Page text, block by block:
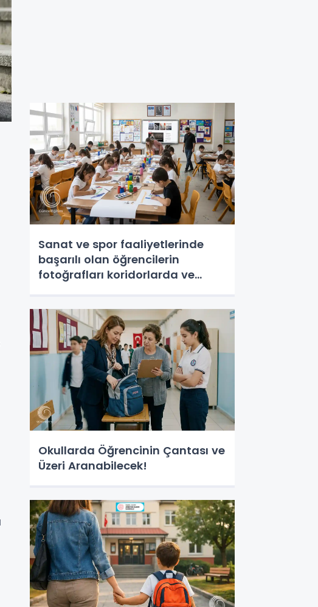
Sanat ve spor faaliyetlerinde
başarılı olan öğrencilerin
fotoğrafları koridorlarda ve
Okullarda Öğrencinin Çantası ve
Üzeri Aranabilecek!